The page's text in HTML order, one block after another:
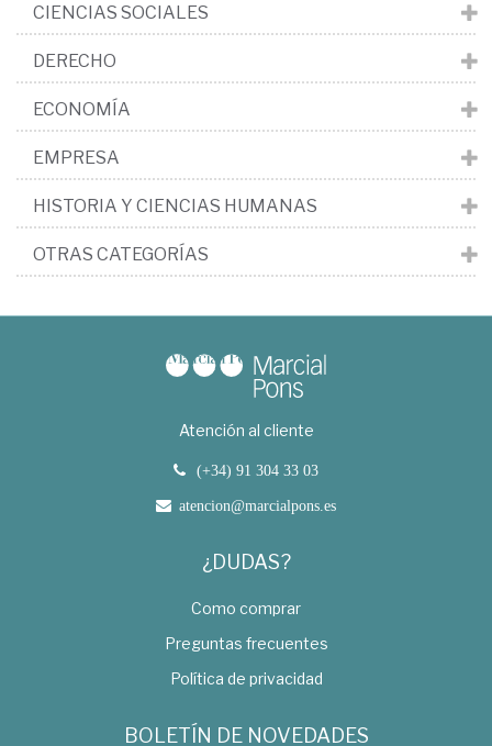
CIENCIAS SOCIALES
DERECHO
ECONOMÍA
EMPRESA
HISTORIA Y CIENCIAS HUMANAS
OTRAS CATEGORÍAS
Atención al cliente
(+34) 91 304 33 03
atencion@marcialpons.es
¿DUDAS?
Como comprar
Preguntas frecuentes
Política de privacidad
BOLETÍN DE NOVEDADES